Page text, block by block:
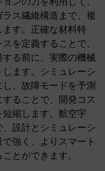
ス繊維構造まで、複
す。正確な材料特
を定義することで、
る前に、実際の機械
ます。シミュレーシ
、故障モードを予測
ることで、開発コス
短縮します。航空宇
設計とシミュレーシ
強く、よりスマート
とができます。